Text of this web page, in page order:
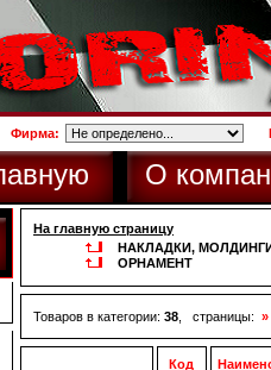
Фирма:
О
На главную страницу
НАКЛАДКИ,
ОРНАМЕНТ
Товаров в категории: 38 , страницы: »
Код